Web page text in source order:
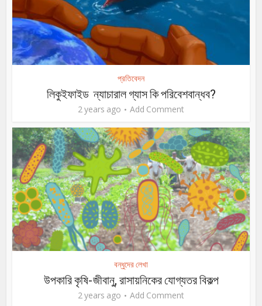
প্রতিবেদন
লিকুইফাইড ন্যাচারাল গ্যাস কি পরিবেশবান্ধব?
2 years ago Add Comment
বন্ধুদের লেখা
উপকারি কৃষি-জীবানু, রাসায়নিকের যোগ্যতর বিকল্প
2 years ago Add Comment